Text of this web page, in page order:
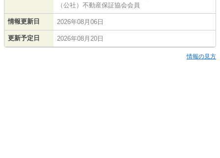
（公社）不動産保証協会会員
情報更新日 2026年08月06日
更新予定日 2026年08月20日
情報の見方